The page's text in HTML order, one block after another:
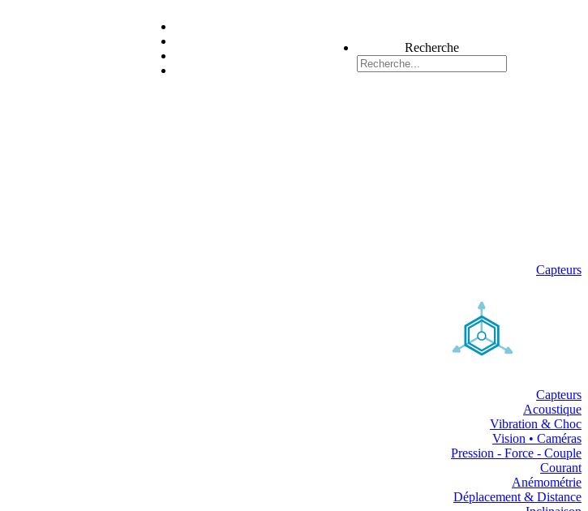
Recherche
Capteurs
Capteurs
Acoustique
Vibration & Choc
Vision • Caméras
Pression - Force - Couple
Courant
Anémométrie
Déplacement & Distance